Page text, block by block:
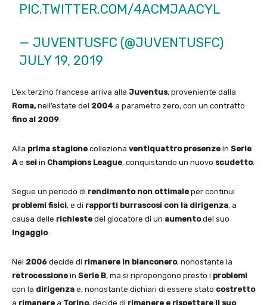
PIC.TWITTER.COM/4ACMJAACYL
— JUVENTUSFC (@JUVENTUSFC)
JULY 19, 2019
L’ex terzino francese arriva alla Juventus, proveniente dalla
Roma,nell’estate del 2004 a parametro zero, con un contratto
fino al 2009
Alla prima stagione colleziona ventiquattro presenze in Serie
A e sei in Champions League, conquistando un nuovo scudetto.
Segue un periodo di rendimento non ottimale per continui
problemi fisici, e di rapporti burrascosi con la dirigenza, a
causa delle richieste del giocatore di un aumentodel suo
ingaggio.
Nel 2006 decide di rimanere in bianconero, nonostante la
retrocessione in Serie B, ma si ripropongono presto i problemi
con la dirigenza e, nonostante dichiari di essere stato costretto
a rimanere a Torino, decide di rimanere e rispettare il suo